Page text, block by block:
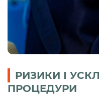
РИЗИКИ І
ПРОЦЕДУРИ